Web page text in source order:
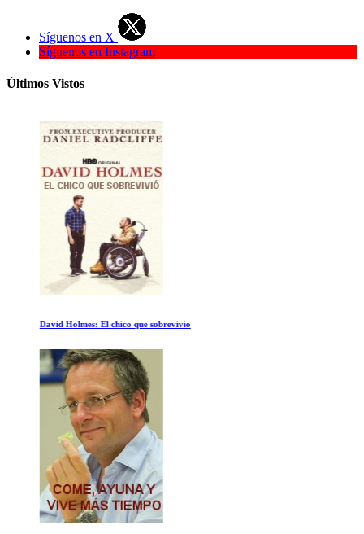
Síguenos en X
Síguenos en Instagram
Últimos Vistos
David Holmes: El chico que sobrevivio